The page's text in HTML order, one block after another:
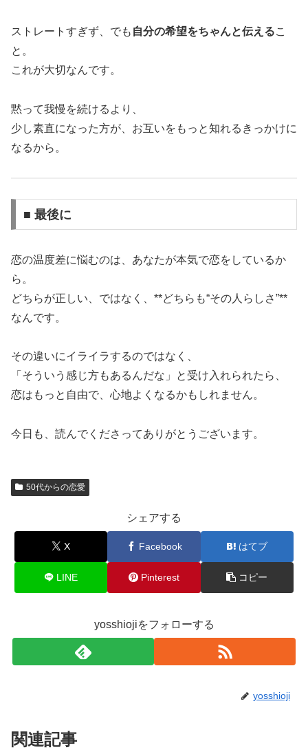
ストレートすぎず、でも 自分の希望をちゃんと伝えるこ
と。
これが大切なんです。
黙って我慢を続けるより、
少し素直になった方が、お互いをもっと知れるきっかけに
なるから。
■ 最後に
恋の温度差に悩むのは、あなたが本気で恋をしているか
ら。
どちらが正しい、ではなく、**どちらも“その人らしさ”**
なんです。
その違いにイライラするのではなく、
「そういう感じ方もあるんだな」と受け入れられたら、
恋はもっと自由で、心地よくなるかもしれません。
今日も、読んでくださってありがとうございます。
50代からの恋愛
シェアする
X Facebook はてブ
LINE Pinterest コピー
yosshiojiをフォローする
yosshioji
関連記事